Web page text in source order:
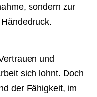
sondern zur
und
sich lohnt. Doch
der Fähigkeit, im